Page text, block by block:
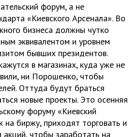
форум, а не
«Киевского Арсенала». Во
бизнеса должны чутко
эквивалентом и уровнем
бывших президентов.
в магазинах, куда уже не
ни Порошенко, чтобы
Оттуда будут браться
новые проекты. Это осенняя
форуму «Киевский
на биржу, приходят торговать и
акций, чтобы заработать на